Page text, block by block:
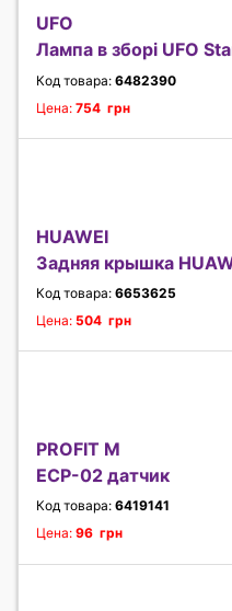
UFO
Лампа в зборі UFO
Код товара: 6482390
Цена: 754 грн
HUAWEI
Задняя крышка
Код товара: 6653625
Цена: 504 грн
PROFIT M
ЕСР-02 датчик
Код товара: 6419141
Цена: 96 грн